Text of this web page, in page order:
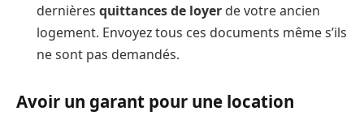
dernières quittances de loyer de votre ancien
logement. Envoyez tous ces documents même s’ils
ne sont pas demandés.
Avoir un garant pour une location